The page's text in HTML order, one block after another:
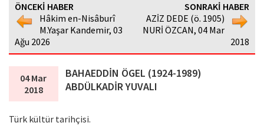
ÖNCEKİ HABER
Hâkim en-Nisâburî
M.Yaşar Kandemir, 03
Ağu 2026
SONRAKİ HABER
AZİZ DEDE (ö. 1905)
NURİ ÖZCAN, 04 Mar
2018
04 Mar
2018
BAHAEDDİN ÖGEL (1924-1989)
ABDÜLKADİR YUVALI
Türk kültür tarihçisi.